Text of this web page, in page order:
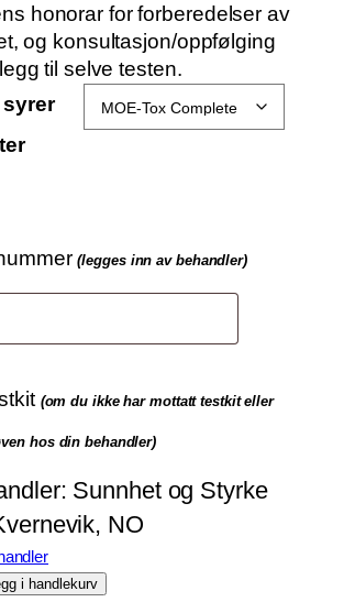
k
r
i
l
r
7
3
0
honorar for forberedelser av
og konsultasjon/oppfølging
til selve testen.
(legges inn av behandler)
(om du ikke har mottatt testkit eller
hos din behandler)
Sunnhet og Styrke
NO
i handlekurv